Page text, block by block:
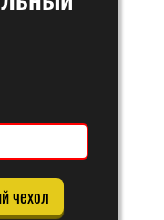
чехол